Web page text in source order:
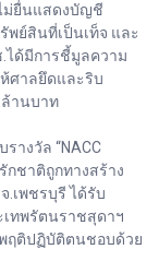
ม่ยื่นแสดงบัญชี
ย์สินที่เป็นเท็จ และ
ได้มีการชี้มูลความ
ศาลยึดและริบ
านบาท
งวัล “NACC
กชาติถูกทางสร้าง
.เพชรบุรี ได้รับ
เทพรัตนราชสุดาฯ
ฤติปฏิบัติตนชอบด้วย